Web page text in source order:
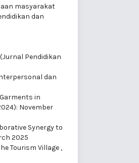
masyarakat
dan
Pendidikan
dan
in
November
Synergy to
2025
Tourism Village ,